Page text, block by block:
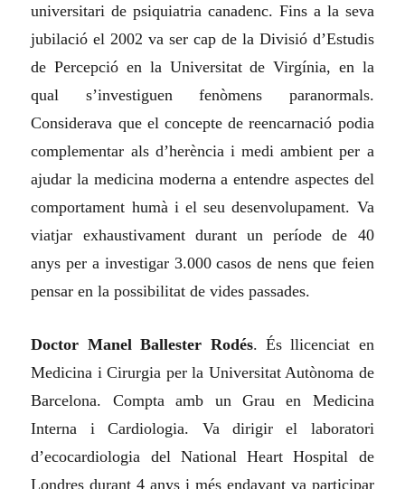
universitari de psiquiatria canadenc. Fins a la seva
jubilació el 2002 va ser cap de la Divisió d’Estudis
de Percepció en la Universitat de Virgínia, en la
qual s’investiguen fenòmens paranormals.
Considerava que el concepte de reencarnació podia
complementar als d’herència i medi ambient per a
ajudar la medicina moderna a entendre aspectes del
comportament humà i el seu desenvolupament.​ Va
viatjar exhaustivament durant un període de 40
anys per a investigar 3.000 casos de nens que feien
pensar en la possibilitat de vides passades.
Doctor Manel Ballester Rodés. És llicenciat en
Medicina i Cirurgia per la Universitat Autònoma de
Barcelona. Compta amb un Grau en Medicina
Interna i Cardiologia. Va dirigir el laboratori
d’ecocardiologia del National Heart Hospital de
Londres durant 4 anys i més endavant va participar